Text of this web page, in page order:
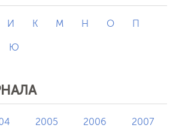
И К М Н О П
Ю
2005 2006 2007